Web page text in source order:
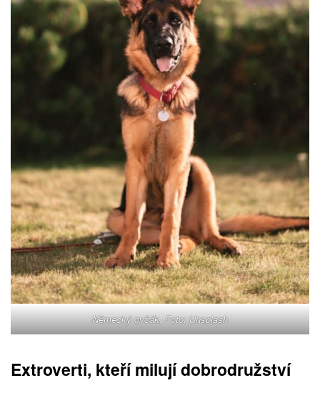
Německý ovčák, Foto: Unsplash
Extroverti, kteří milují dobrodružství